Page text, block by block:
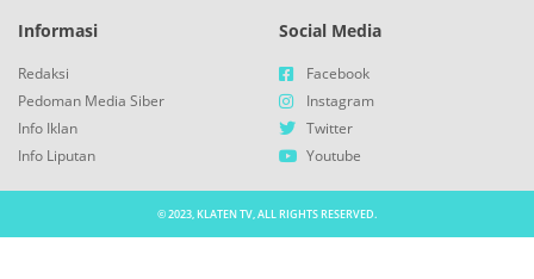
Informasi
Redaksi
Pedoman Media Siber
Info Iklan
Info Liputan
Social Media
Facebook
Instagram
Twitter
Youtube
© 2023, KLATEN TV, ALL RIGHTS RESERVED.